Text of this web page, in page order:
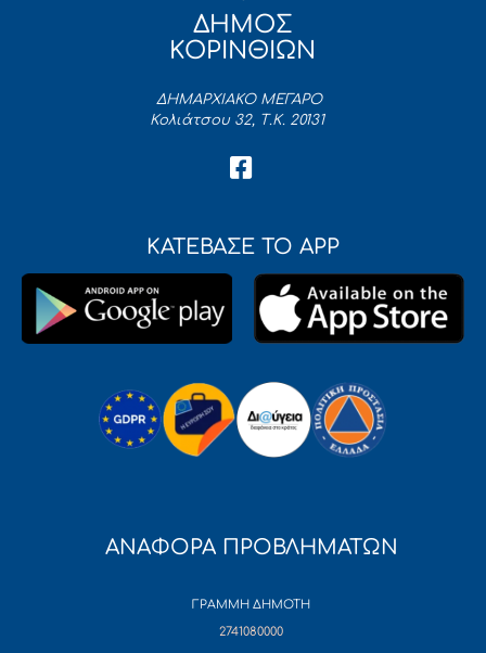
ΔΗΜΟΣ
ΚΟΡΙΝΘΙΩΝ
ΔΗΜΑΡΧΙΑΚΟ ΜΕΓΑΡΟ
Κολιάτσου 32, Τ.Κ. 20131
ΚΑΤΕΒΑΣΕ ΤΟ APP
ΑΝΑΦΟΡΑ ΠΡΟΒΛΗΜΑΤΩΝ
ΓΡΑΜΜΗ ΔΗΜΟΤΗ
2741080000